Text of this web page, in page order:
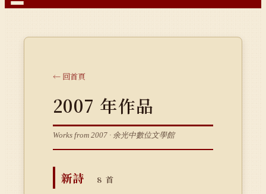
← 回首頁
2007 年作品
Works from 2007 · 余光中數位文學館
新詩 8 首